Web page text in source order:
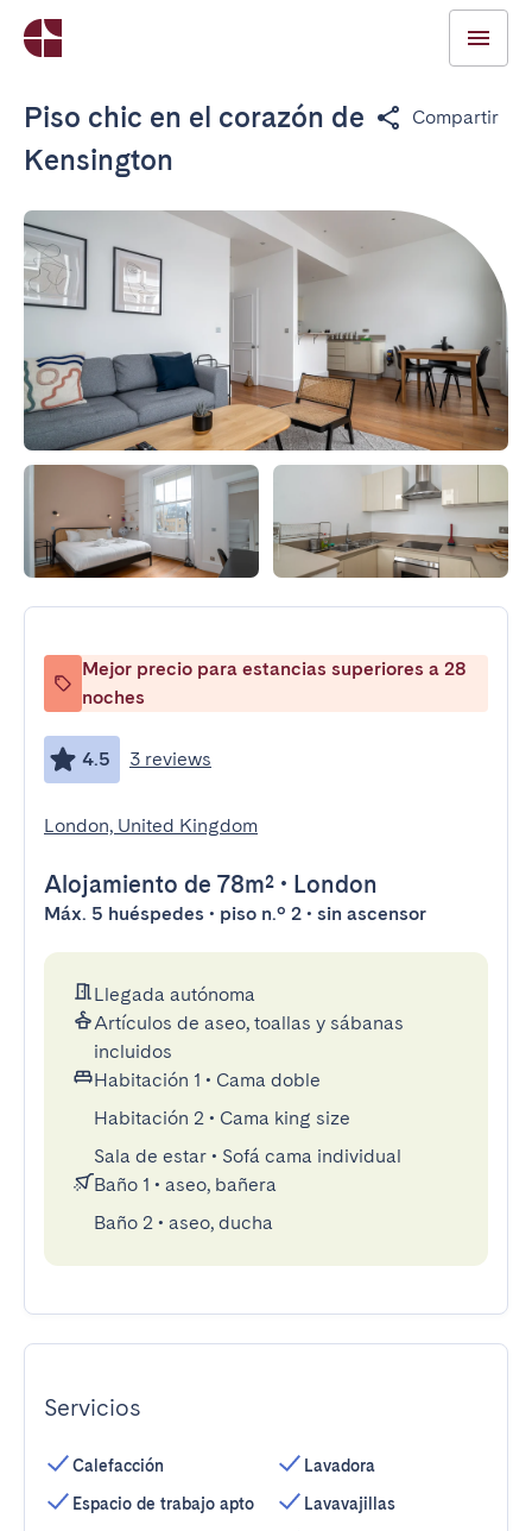
Piso chic en el corazón de
Kensington
Compartir
Mejor precio para estancias superiores a 28
noches
4.5 3 reviews
London, United Kingdom
Alojamiento de 78m² • London
Máx. 5 huéspedes • piso n.º 2 • sin ascensor
Llegada autónoma
Artículos de aseo, toallas y sábanas
incluidos
Habitación 1 • Cama doble
Habitación 2 • Cama king size
Sala de estar • Sofá cama individual
Baño 1 • aseo, bañera
Baño 2 • aseo, ducha
Servicios
Calefacción
Espacio de trabajo apto
Lavadora
Lavavajillas